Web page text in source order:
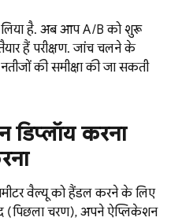
है. अब आप A/B को शुरू
हैं परीक्षण. जांच चलने के
की समीक्षा की जा सकती
डिप्लॉय करना
वैल्यू को हैंडल करने के लिए
(पिछला चरण), अपने ऐप्लिकेशन